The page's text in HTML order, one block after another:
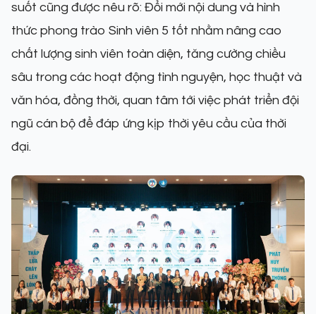
suốt cũng được nêu rõ: Đổi mới nội dung và hình
thức phong trào Sinh viên 5 tốt nhằm nâng cao
chất lượng sinh viên toàn diện, tăng cường chiều
sâu trong các hoạt động tình nguyện, học thuật và
văn hóa, đồng thời, quan tâm tới việc phát triển đội
ngũ cán bộ để đáp ứng kịp thời yêu cầu của thời
đại.